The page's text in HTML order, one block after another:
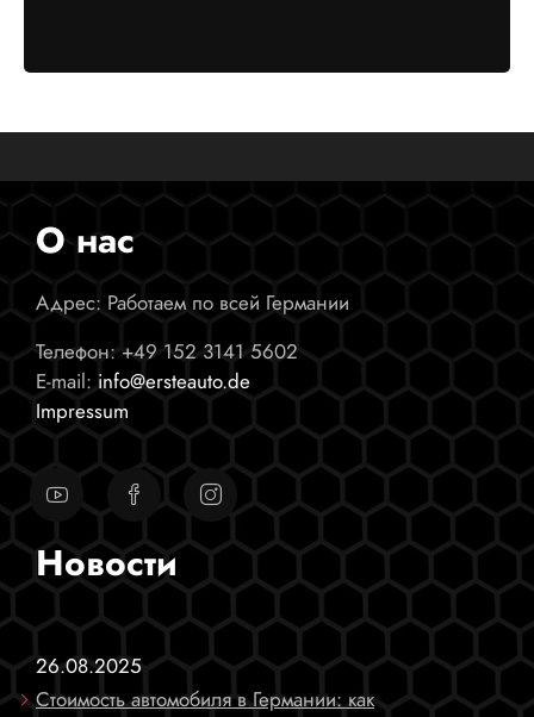
О нас
Адрес: Работаем по всей Германии
Телефон:+49 152 3141 5602
E-mail: info@ersteauto.de
Impressum
Новости
26.08.2025
Стоимость автомобиля в Германии: как